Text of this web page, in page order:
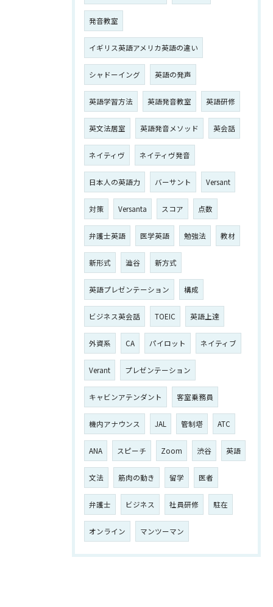
発音教室
イギリス英語アメリカ英語の違い
シャドーイング 英語の発声
英語学習方法 英語発音教室 英語研修
英文法居室 英語発音メソッド 英会話
ネイティヴ ネイティヴ発音
日本人の英語力 バーサント Versant
対策 Versanta スコア 点数
弁護士英語 医学英語 勉強法 教材
新形式 澁谷 新方式
英語プレゼンテーション 構成
ビジネス英会話 TOEIC 英語上達
外資系 CA パイロット ネイティブ
Verant プレゼンテーション
キャビンアテンダント 客室乗務員
機内アナウンス JAL 管制塔 ATC
ANA スピーチ Zoom 渋谷 英語
文法 筋肉の動き 留学 医者
弁護士 ビジネス 社員研修 駐在
オンライン マンツーマン